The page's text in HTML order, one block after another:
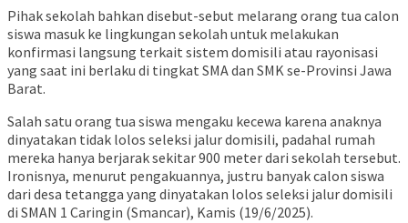
Pihak sekolah bahkan disebut-sebut melarang orang tua calon
siswa masuk ke lingkungan sekolah untuk melakukan
konfirmasi langsung terkait sistem domisili atau rayonisasi
yang saat ini berlaku di tingkat SMA dan SMK se-Provinsi Jawa
Barat.
Salah satu orang tua siswa mengaku kecewa karena anaknya
dinyatakan tidak lolos seleksi jalur domisili, padahal rumah
mereka hanya berjarak sekitar 900 meter dari sekolah tersebut.
Ironisnya, menurut pengakuannya, justru banyak calon siswa
dari desa tetangga yang dinyatakan lolos seleksi jalur domisili
di SMAN 1 Caringin (Smancar), Kamis (19/6/2025).